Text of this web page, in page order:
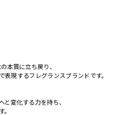
本質に立ち戻り、
現するフレグランスブランドです。
と変化する力を持ち、
。